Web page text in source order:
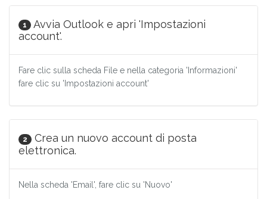
1
Avvia Outlook e apri 'Impostazioni
account'.
Fare clic sulla scheda File e nella categoria 'Informazioni'
fare clic su 'Impostazioni account'
2
Crea un nuovo account di posta
elettronica.
Nella scheda 'Email', fare clic su 'Nuovo'